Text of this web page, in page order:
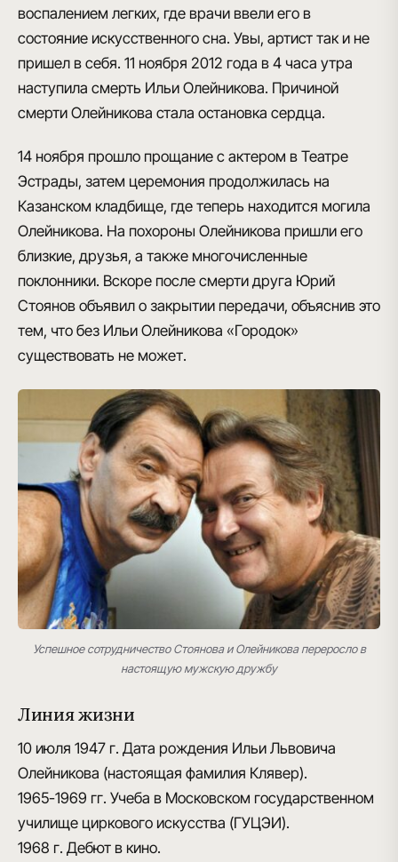
воспалением легких, где врачи ввели его в
состояние искусственного сна. Увы, артист так и не
пришел в себя. 11 ноября 2012 года в 4 часа утра
наступила смерть Ильи Олейникова. Причиной
смерти Олейникова стала остановка сердца.
14 ноября прошло прощание с актером в Театре
Эстрады, затем церемония продолжилась на
Казанском кладбище, где теперь находится могила
Олейникова. На похороны Олейникова пришли его
близкие, друзья, а также многочисленные
поклонники. Вскоре после смерти друга Юрий
Стоянов объявил о закрытии передачи, объяснив это
тем, что без Ильи Олейникова «Городок»
существовать не может.
Успешное сотрудничество Стоянова и Олейникова переросло в
настоящую мужскую дружбу
Линия жизни
10 июля 1947 г. Дата рождения Ильи Львовича
Олейникова (настоящая фамилия Клявер).
1965-1969 гг. Учеба в Московском государственном
училище циркового искусства (ГУЦЭИ).
1968 г. Дебют в кино.